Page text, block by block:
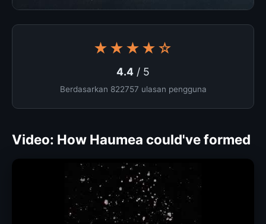
★★★★☆
4.4 / 5
Berdasarkan 822757 ulasan pengguna
Video: How Haumea could've formed